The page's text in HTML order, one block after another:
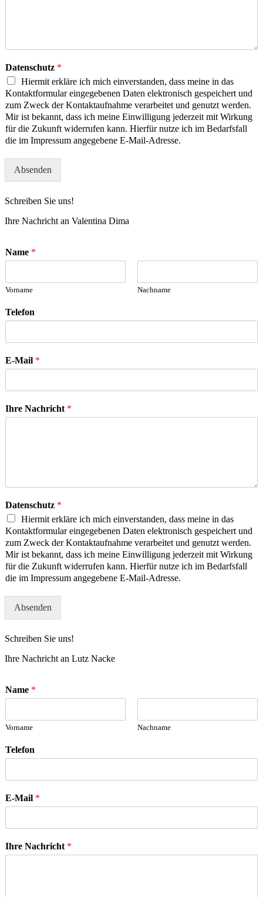
Datenschutz *
Hiermit erkläre ich mich einverstanden, dass meine in das
Kontaktformular eingegebenen Daten elektronisch gespeichert und
zum Zweck der Kontaktaufnahme verarbeitet und genutzt werden.
Mir ist bekannt, dass ich meine Einwilligung jederzeit mit Wirkung
für die Zukunft widerrufen kann. Hierfür nutze ich im Bedarfsfall
die im Impressum angegebene E-Mail-Adresse.
Absenden
Schreiben Sie uns!
Ihre Nachricht an Valentina Dima
Name *
Vorname Nachname
Telefon
E-Mail *
Ihre Nachricht *
Datenschutz *
Hiermit erkläre ich mich einverstanden, dass meine in das
Kontaktformular eingegebenen Daten elektronisch gespeichert und
zum Zweck der Kontaktaufnahme verarbeitet und genutzt werden.
Mir ist bekannt, dass ich meine Einwilligung jederzeit mit Wirkung
für die Zukunft widerrufen kann. Hierfür nutze ich im Bedarfsfall
die im Impressum angegebene E-Mail-Adresse.
Absenden
Schreiben Sie uns!
Ihre Nachricht an Lutz Nacke
Name *
Vorname Nachname
Telefon
E-Mail *
Ihre Nachricht *